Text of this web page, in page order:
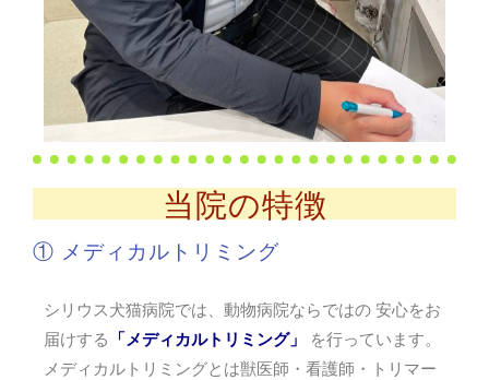
当院の特徴
① メディカルトリミング
シリウス犬猫病院では、動物病院ならではの 安心をお
届けする 「メディカルトリミング」
を行っています。
メディカルトリミングとは獣医師・看護師・トリマー